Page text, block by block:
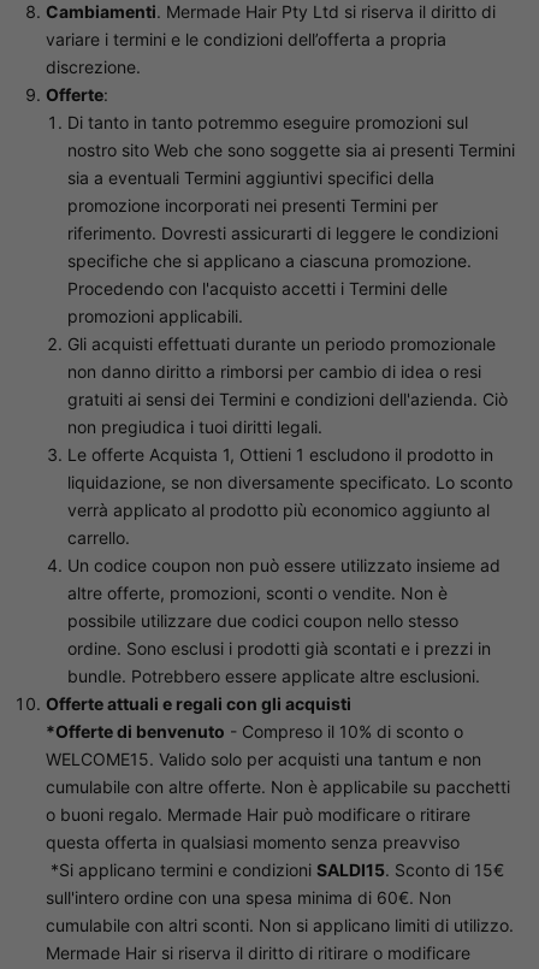
Cambiamenti. Mermade Hair Pty Ltd si riserva il diritto di
variare i termini e le condizioni dell’offerta a propria
discrezione.
Offerte:
Di tanto in tanto potremmo eseguire promozioni sul
nostro sito Web che sono soggette sia ai presenti Termini
sia a eventuali Termini aggiuntivi specifici della
promozione incorporati nei presenti Termini per
riferimento. Dovresti assicurarti di leggere le condizioni
specifiche che si applicano a ciascuna promozione.
Procedendo con l'acquisto accetti i Termini delle
promozioni applicabili.
Gli acquisti effettuati durante un periodo promozionale
non danno diritto a rimborsi per cambio di idea o resi
gratuiti ai sensi dei Termini e condizioni dell'azienda. Ciò
non pregiudica i tuoi diritti legali.
Le offerte Acquista 1, Ottieni 1 escludono il prodotto in
liquidazione, se non diversamente specificato. Lo sconto
verrà applicato al prodotto più economico aggiunto al
carrello.
Un codice coupon non può essere utilizzato insieme ad
altre offerte, promozioni, sconti o vendite. Non è
possibile utilizzare due codici coupon nello stesso
ordine. Sono esclusi i prodotti già scontati e i prezzi in
bundle. Potrebbero essere applicate altre esclusioni.
Offerte attuali e regali con gli acquisti
*Offerte di benvenuto - Compreso il 10% di sconto o
WELCOME15. Valido solo per acquisti una tantum e non
cumulabile con altre offerte. Non è applicabile su pacchetti
o buoni regalo. Mermade Hair può modificare o ritirare
questa offerta in qualsiasi momento senza preavviso
*Si applicano termini e condizioni SALDI15. Sconto di 15€
sull'intero ordine con una spesa minima di 60€. Non
cumulabile con altri sconti. Non si applicano limiti di utilizzo.
Mermade Hair si riserva il diritto di ritirare o modificare